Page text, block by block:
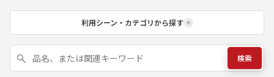
利用シーン・カテゴリから探す
検索